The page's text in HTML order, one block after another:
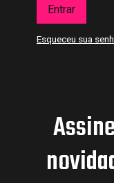
Entrar
Esqueceu sua